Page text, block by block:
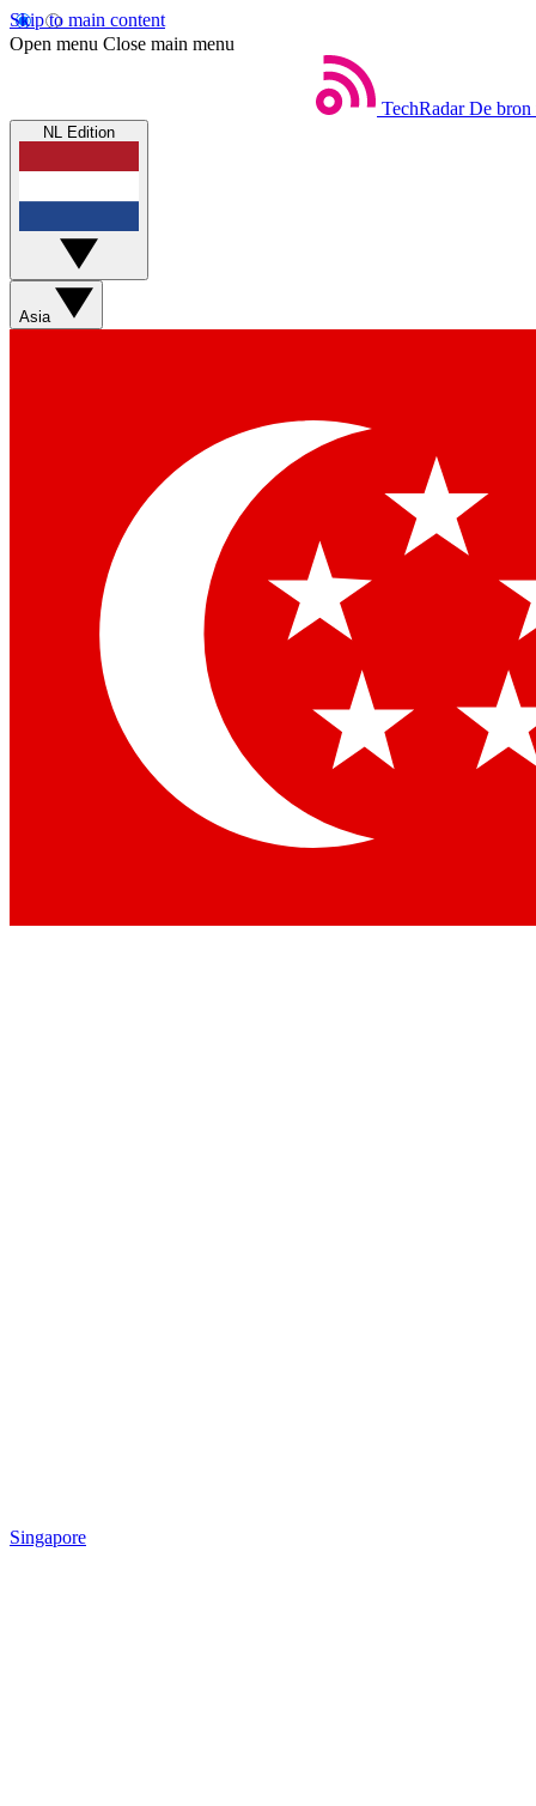
Skip to main content
Open menu Close main menu
TechRadar De bron
NL Edition
Asia
Singapore